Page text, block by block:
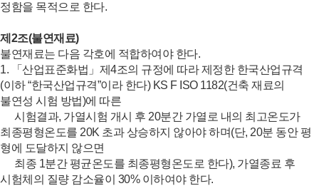
정함을 목적으로 한다.
제2조(불연재료)
불연재료는 다음 각호에 적합하여야 한다.
1. 「산업표준화법」제4조의 규정에 따라 제정한 한국산업규격
(이하 “한국산업규격”이라 한다) KS F ISO 1182(건축 재료의
불연성 시험 방법)에 따른
시험결과, 가열시험 개시 후 20분간 가열로 내의 최고온도가
최종평형온도를 20K 초과 상승하지 않아야 하며(단, 20분 동안 평
형에 도달하지 않으면
최종 1분간 평균온도를 최종평형온도로 한다), 가열종료 후
시험체의 질량 감소율이 30% 이하여야 한다.